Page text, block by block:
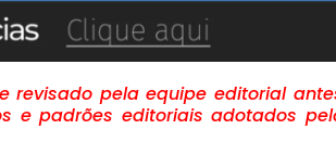
revisado pela equipe editorial
e padrões editoriais adotados